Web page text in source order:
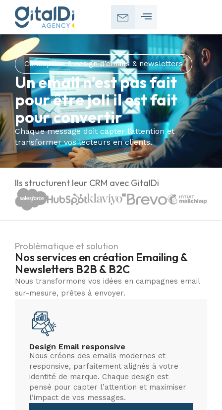
Conception & design d’emails & newsletters
Un email n’est pas fait
pour être joli il est fait
pour convertir
Chaque message doit capter l’attention et
transformer vos lecteurs en clients.
Ils structurent leur CRM avec GitalDi
Problèmatique et solution
Nos services en création Emailing &
Newsletters B2B & B2C​
Nous transformons vos idées en campagnes email
sur-mesure, prêtes à envoyer.
Design Email responsive
Nous créons des emails modernes et
responsive, parfaitement alignés à votre
identité de marque. Chaque design est
pensé pour capter l’attention et maximiser
l’impact de vos messages.